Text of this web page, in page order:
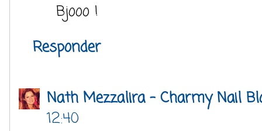
Bjooo !
Responder
Nath Mezzalira - Charmy Nail
12:40